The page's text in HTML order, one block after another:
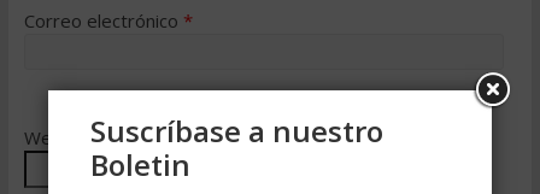
Correo electrónico *
Web
Suscríbase a nuestro
Boletin